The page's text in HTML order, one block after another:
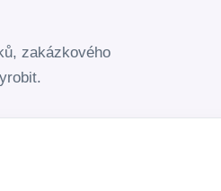
zakázkového